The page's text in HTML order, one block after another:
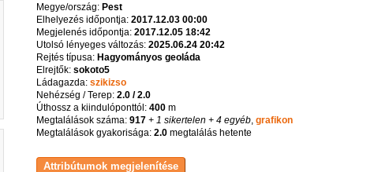
Megye/ország: Pest
Elhelyezés időpontja: 2017.12.03 00:00
Megjelenés időpontja: 2017.12.05 18:42
Utolsó lényeges változás: 2025.06.24 20:42
Rejtés típusa: Hagyományos geoláda
Elrejtők: sokoto5
Ládagazda: szikizso
Nehézség / Terep: 2.0 / 2.0
Úthossz a kiindulóponttól: 400m
Megtalálások száma: 917+ 1 sikertelen + 4 egyéb, grafikon
Megtalálások gyakorisága: 2.0megtalálás hetente